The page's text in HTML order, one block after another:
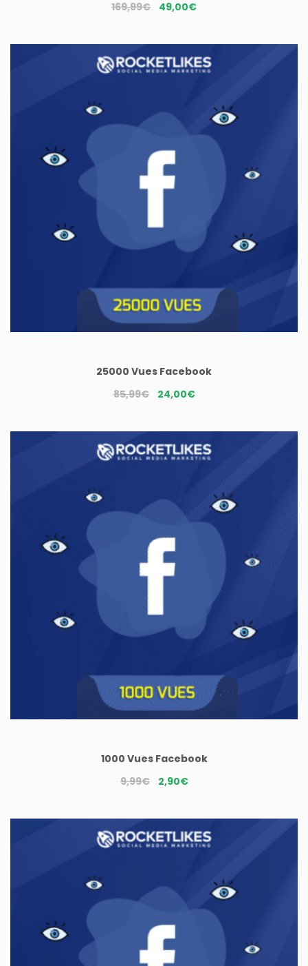
169,99€ Le
initial
était :
49,00€Le
actuel
est :
25000 Vues Facebook
85,99€ Le
initial
était :
85,99€.
24,00€Le
actuel
est :
1000 Vues Facebook
9,99€ Le
initial
était :
2,90€Le
actuel
est :